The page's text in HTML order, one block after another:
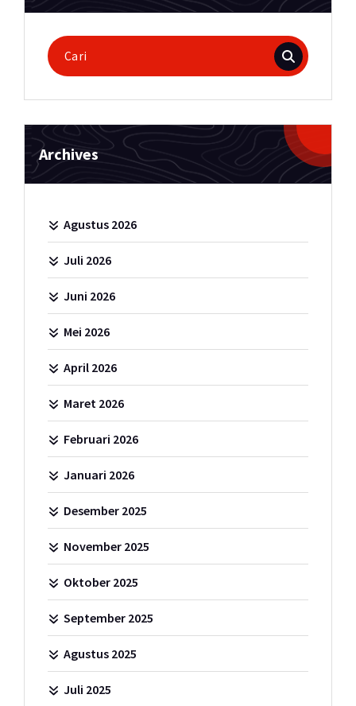
Pencarian
untuk:
Archives
Agustus 2026
Juli 2026
Juni 2026
Mei 2026
April 2026
Maret 2026
Februari 2026
Januari 2026
Desember 2025
November 2025
Oktober 2025
September 2025
Agustus 2025
Juli 2025